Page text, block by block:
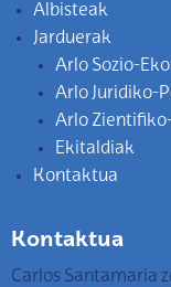
Albisteak
Jarduerak
Arlo Sozio-
Arlo Juridiko-
Arlo
Ekitaldiak
Kontaktua
Kontaktua
Carlos Santamaria